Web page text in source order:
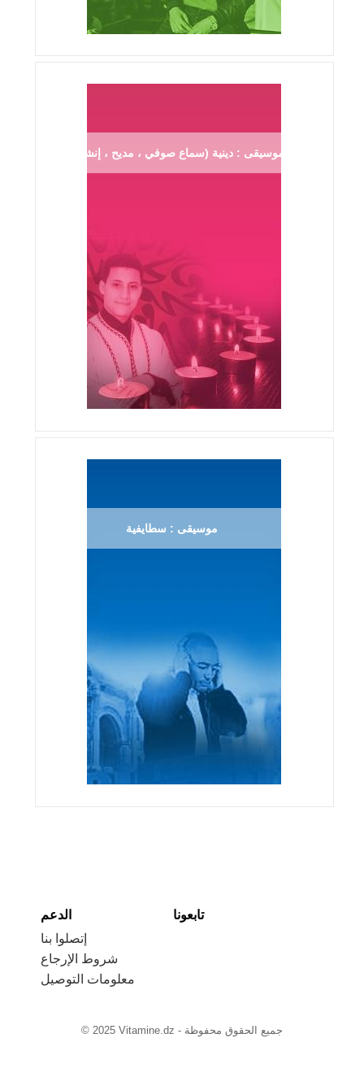
موسيقى : دينية (سماع صوفي ، مديح ، إنشاد ...)
موسيقى : سطايفية
الدعم
إتصلوا بنا
شروط الإرجاع
معلومات التوصيل
تابعونا
© 2025 Vitamine.dz - جميع الحقوق محفوظة